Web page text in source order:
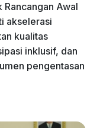
Awal
akselerasi
kualitas
inklusif, dan
pengentasan